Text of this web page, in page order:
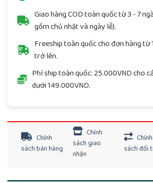
Giao hàng COD toàn quốc từ 3 - 7
gồm chủ nhật và ngày lễ).
Freeship toàn quốc cho đơn hàng từ
trở lên.
Phí ship toàn quốc: 25.000VND cho
dưới 149.000VND.
Chính
sách bán hàng
Chính
sách giao
nhận
Chính
sách đổi